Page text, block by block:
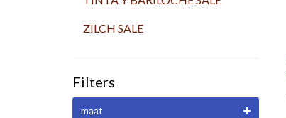
ZILCH SALE
Filters
maat